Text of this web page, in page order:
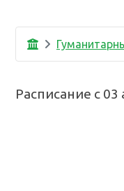
Расписание с 03